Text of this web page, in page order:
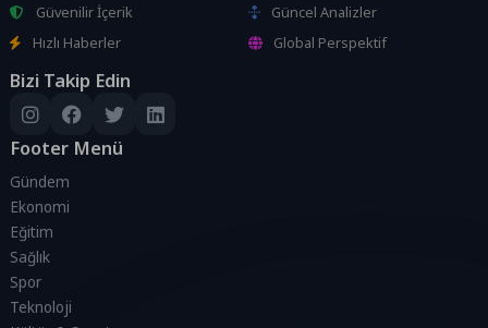
Güvenilir İçerik
Güncel Analizler
Hızlı Haberler
Global Perspektif
Bizi Takip Edin
Footer Menü
Gündem
Ekonomi
Eğitim
Sağlık
Spor
Teknoloji